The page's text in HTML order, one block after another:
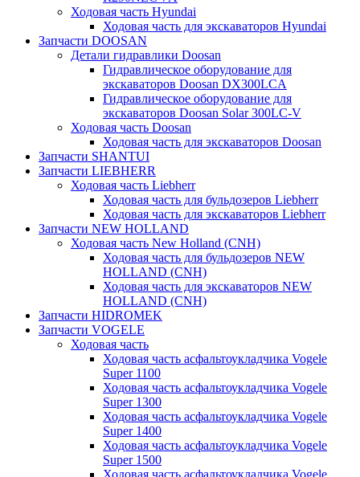
Ходовая часть Hyundai
Ходовая часть для экскаваторов Hyundai
Запчасти DOOSAN
Детали гидравлики Doosan
Гидравлическое оборудование для
экскаваторов Doosan DX300LCA
Гидравлическое оборудование для
экскаваторов Doosan Solar 300LC-V
Ходовая часть Doosan
Ходовая часть для экскаваторов Doosan
Запчасти SHANTUI
Запчасти LIEBHERR
Ходовая часть Liebherr
Ходовая часть для бульдозеров Liebherr
Ходовая часть для экскаваторов Liebherr
Запчасти NEW HOLLAND
Ходовая часть New Holland (CNH)
Ходовая часть для бульдозеров NEW
HOLLAND (CNH)
Ходовая часть для экскаваторов NEW
HOLLAND (CNH)
Запчасти HIDROMEK
Запчасти VOGELE
Ходовая часть
Ходовая часть асфальтоукладчика Vogele
Super 1100
Ходовая часть асфальтоукладчика Vogele
Super 1300
Ходовая часть асфальтоукладчика Vogele
Super 1400
Ходовая часть асфальтоукладчика Vogele
Super 1500
Ходовая часть асфальтоукладчика Vogele